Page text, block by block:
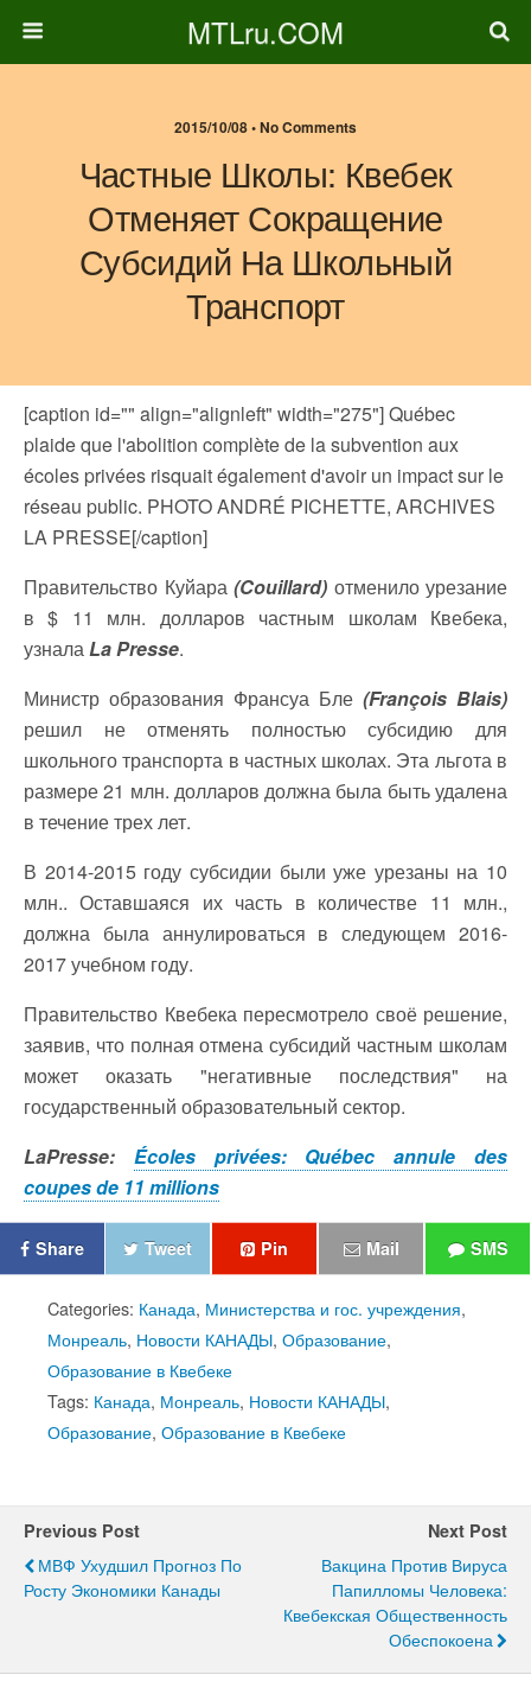
MTLru.COM
2015/10/08 • No Comments
Частные Школы: Квебек
Отменяет Сокращение
Субсидий На Школьный
Транспорт
[caption id="" align="alignleft" width="275"]Québec
plaide que l'abolition complète de la subvention aux
écoles privées risquait également d'avoir un impact sur le
réseau public. PHOTO ANDRÉ PICHETTE, ARCHIVES
LA PRESSE[/caption]
Правительство Куйара (Couillard) отменило урезание
в $ 11 млн. долларов частным школам Квебека,
узналаLa Presse.
Министр образования Франсуа Бле (François Blais)
решил не отменять полностью субсидию для
школьного транспорта в частных школах. Эта льгота в
размере 21 млн. долларов должна была быть удалена
в течение трех лет.
В 2014-2015 году субсидии были уже урезаны на 10
млн.. Оставшаяся их часть в количестве 11 млн.,
должна былa аннулироваться в следующем 2016-
2017 учебном году.
Правительство Квебека пересмотрело своё решение,
заявив, что полная отмена субсидий частным школам
может оказать "негативные последствия" на
государственный образовательный сектор.
LaPresse: Écoles privées: Québec annule des
coupes de 11 millions
Share Tweet Pin Mail SMS
Categories: Канада, Министерства и гос. учреждения,
Монреаль, Новости КАНАДЫ, Образование,
Образование в Квебеке
Tags: Канада, Монреаль, Новости КАНАДЫ,
Образование, Образование в Квебеке
Previous Post
МВФ Ухудшил Прогноз По
Росту Экономики Канады
Next Post
Вакцина Против Вируса
Папилломы Человека:
Квебекская Общественность
Обеспокоена